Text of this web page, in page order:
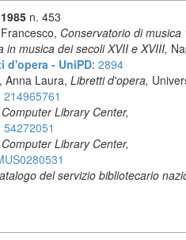
n. 453
Conservatorio di
in musica dei secoli XVII e XVIII,
d'opera - UniPD: 2894
Anna Laura, Libretti d'opera,
214965761
Library Center,
54272051
Library Center,
del servizio bibliotecario